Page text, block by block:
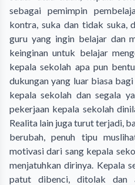
sebagai pemimpin
kontra, suka dan tidak suka,
guru yang ingin belajar dan
keinginan untuk belajar
kepala sekolah apa pun
dukungan yang luar biasa
kepala sekolah dan segala
pekerjaan kepala sekolah
Realita lain juga turut terjadi,
berubah, penuh tipu
motivasi dari sang kepala
menjatuhkan dirinya. Kepala
patut dibenci, ditolak dan